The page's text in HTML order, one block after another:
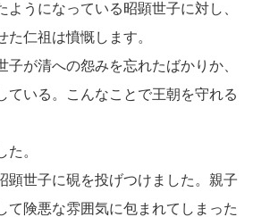
ようになっている昭顕世子に対し、
仁祖は憤慨します。
子が清への怨みを忘れたばかりか、
ている。こんなことで王朝を守れる
。
顕世子に硯を投げつけました。親子
て険悪な雰囲気に包まれてしまった